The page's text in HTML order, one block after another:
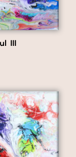
III